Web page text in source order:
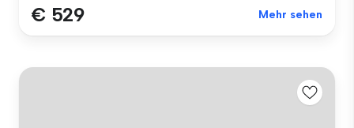
€ 529 Mehr sehen